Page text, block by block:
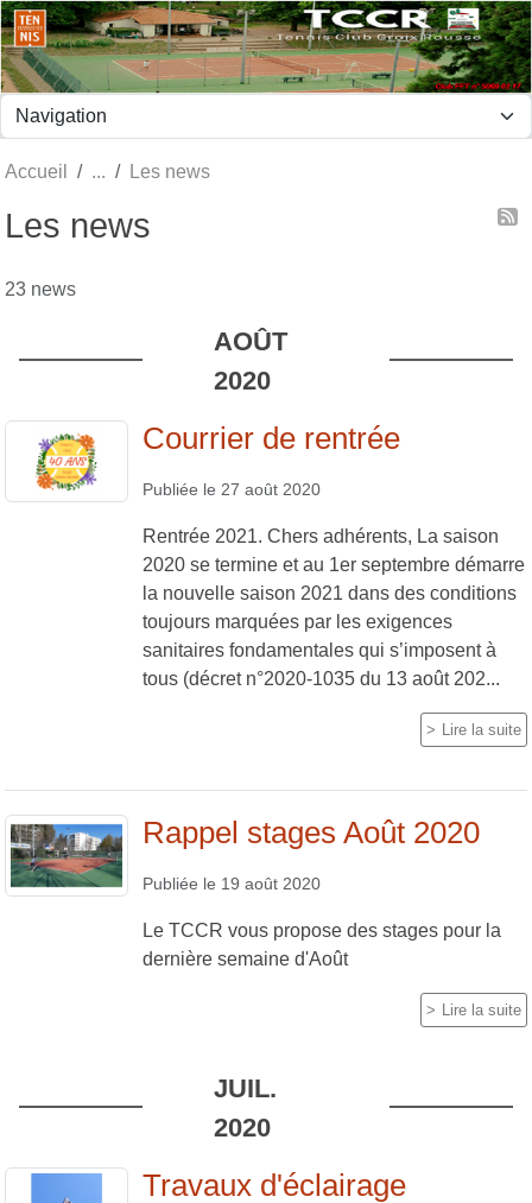
Accueil Les news
Les news
23 news
AOÛT
2020
Courrier de rentrée
Publiée le 27 août 2020
Rentrée 2021. Chers adhérents, La saison
2020 se termine et au 1er septembre démarre
la nouvelle saison 2021 dans des conditions
toujours marquées par les exigences
sanitaires fondamentales qui s’imposent à
tous (décret n°2020-1035 du 13 août 202...
Lire la suite
Rappel stages Août 2020
Publiée le 19 août 2020
Le TCCR vous propose des stages pour la
dernière semaine d'Août
Lire la suite
JUIL.
2020
Travaux d'éclairage
Panneau de gestion des cookies